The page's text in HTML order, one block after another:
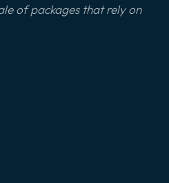
of packages that rely on